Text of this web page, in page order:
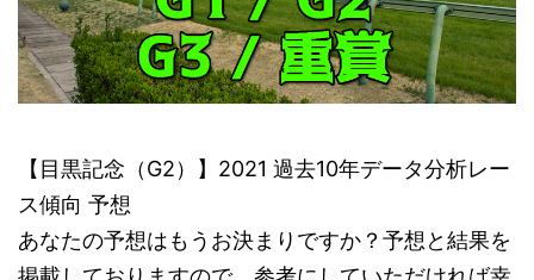
【目黒記念（G2）】2021 過去10年データ分析レー
ス傾向 予想
あなたの予想はもうお決まりですか？予想と結果を